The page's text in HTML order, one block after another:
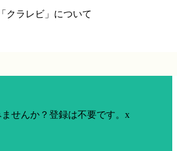
クラレビ」について
せんか？登録は不要です。 x